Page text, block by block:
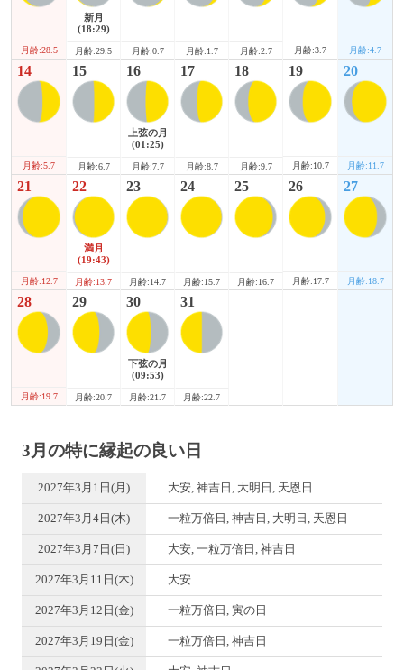
月齢:28.5
新月
(18:29)
月齢:29.5 月齢:0.7 月齢:1.7 月齢:2.7 月齢:3.7 月齢:4.7
14
月齢:5.7
15
月齢:6.7
16
上弦の月
(01:25)
月齢:7.7
17
月齢:8.7
18
月齢:9.7
19
月齢:10.7
20
月齢:11.7
21
月齢:12.7
22
満月
(19:43)
月齢:13.7
23
月齢:14.7
24
月齢:15.7
25
月齢:16.7
26
月齢:17.7
27
月齢:18.7
28
月齢:19.7
29
月齢:20.7
30
下弦の月
(09:53)
月齢:21.7
31
月齢:22.7
3月の特に縁起の良い日
2027年3月1日(月) 大安, 神吉日, 大明日, 天恩日
2027年3月4日(木) 一粒万倍日, 神吉日, 大明日, 天恩日
2027年3月7日(日) 大安, 一粒万倍日, 神吉日
2027年3月11日(木) 大安
2027年3月12日(金) 一粒万倍日, 寅の日
2027年3月19日(金) 一粒万倍日, 神吉日